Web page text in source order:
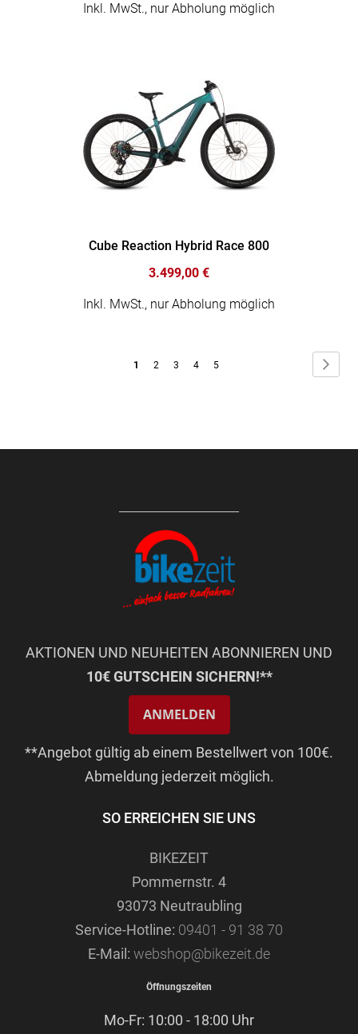
Inkl. MwSt., nur Abholung möglich
Cube Reaction Hybrid Race 800
3.499,00 €
Inkl. MwSt., nur Abholung möglich
Seite
Sie
1 Seite
2 Seite
3 Seite
4 Seite
5
AKTIONEN UND NEUHEITEN ABONNIEREN UND
10€ GUTSCHEIN SICHERN!**
ANMELDEN
**Angebot gültig ab einem Bestellwert von 100€.
Abmeldung jederzeit möglich.
SO ERREICHEN SIE UNS
BIKEZEIT
Pommernstr. 4
93073 Neutraubling
Service-Hotline: 09401 - 91 38 70
E-Mail: webshop@bikezeit.de
Öffnungszeiten
Mo-Fr: 10:00 - 18:00 Uhr